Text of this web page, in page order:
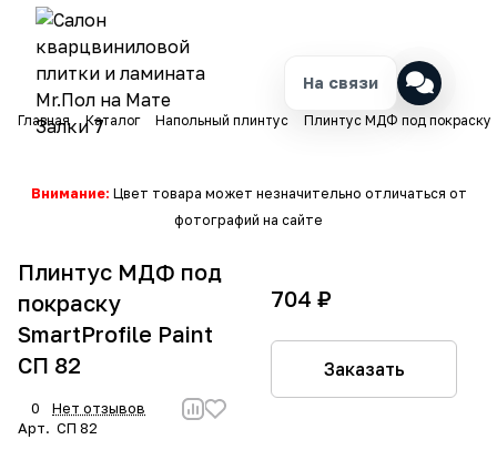
Главная Каталог Напольный плинтус Плинтус МДФ под покраску
Внимание: Цвет товара может незначительно отличаться от
фотографий на сайте
Плинтус МДФ под
покраску
SmartProfile Paint
СП 82
0
Нет отзывов
Арт. СП 82
704 ₽
Заказать
На связи